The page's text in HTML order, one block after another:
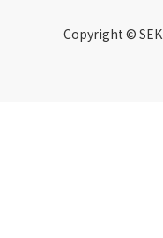
Copyright ©